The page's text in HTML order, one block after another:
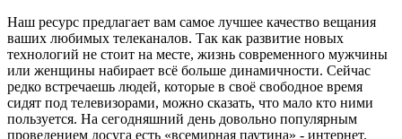
Наш ресурс предлагает вам самое лучшее качество вещания
ваших любимых телеканалов. Так как развитие новых
технологий не стоит на месте, жизнь современного мужчины
или женщины набирает всё больше динамичности. Сейчас
редко встречаешь людей, которые в своё свободное время
сидят под телевизорами, можно сказать, что мало кто ними
пользуется. На сегодняшний день довольно популярным
проведением досуга есть «всемирная паутина» - интернет.